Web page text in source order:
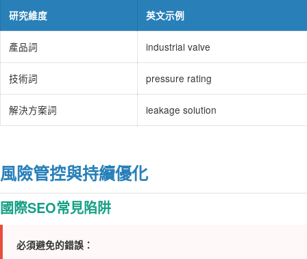
研究維度 英文示例
產品詞 industrial valve
技術詞 pressure rating
解決方案詞 leakage solution
風險管控與持續優化
國際SEO常見陷阱
必須避免的錯誤：